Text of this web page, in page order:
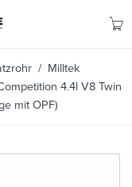
/ Milltek
4.4l V8 Twin
mit OPF)